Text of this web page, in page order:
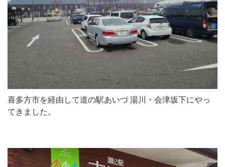
喜多方市を経由して道の駅あいづ 湯川・会津坂下にやっ
てきました。